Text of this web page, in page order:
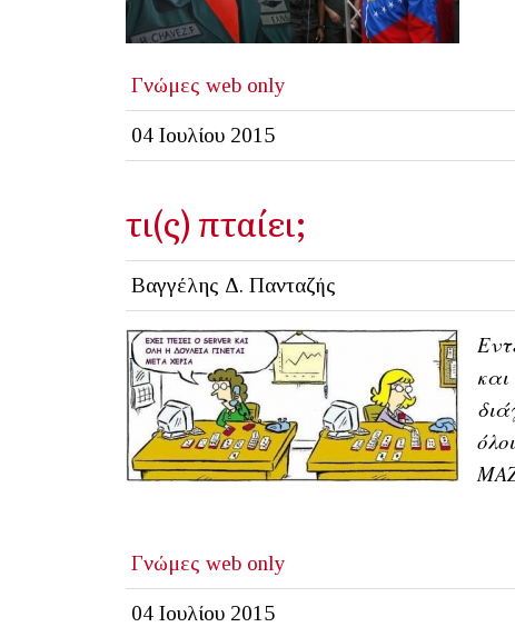
Γνώμες web only
04 Ιουλίου 2015
τι(ς) πταίει;
Βαγγέλης Δ. Πανταζής
Γνώμες web only
04 Ιουλίου 2015